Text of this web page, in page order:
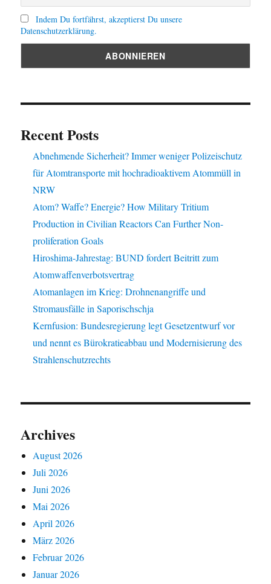
Indem Du fortfährst, akzeptierst Du unsere
Datenschutzerklärung.
Recent Posts
Abnehmende Sicherheit? Immer weniger Polizeischutz
für Atomtransporte mit hochradioaktivem Atommüll in
NRW
Atom? Waffe? Energie? How Military Tritium
Production in Civilian Reactors Can Further Non-
proliferation Goals
Hiroshima-Jahrestag: BUND fordert Beitritt zum
Atomwaffenverbotsvertrag
Atomanlagen im Krieg: Drohnenangriffe und
Stromausfälle in Saporischschja
Kernfusion: Bundesregierung legt Gesetzentwurf vor
und nennt es Bürokratieabbau und Modernisierung des
Strahlenschutzrechts
Archives
August 2026
Juli 2026
Juni 2026
Mai 2026
April 2026
März 2026
Februar 2026
Januar 2026